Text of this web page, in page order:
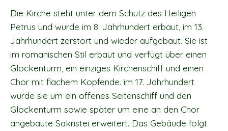
Die Kirche steht unter dem Schutz des Heiligen
Petrus und wurde im 8. Jahrhundert erbaut, im 13.
Jahrhundert zerstört und wieder aufgebaut. Sie ist
im romanischen Stil erbaut und verfügt über einen
Glockenturm, ein einziges Kirchenschiff und einen
Chor mit flachem Kopfende. im 17. Jahrhundert
wurde sie um ein offenes Seitenschiff und den
Glockenturm sowie später um eine an den Chor
angebaute Sakristei erweitert. Das Gebäude folgt